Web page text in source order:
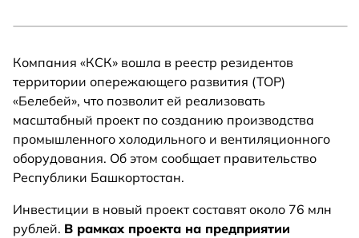
Компания «КСК» вошла в реестр резидентов
территории опережающего развития (ТОР)
«Белебей», что позволит ей реализовать
масштабный проект по созданию производства
промышленного холодильного и вентиляционного
оборудования. Об этом сообщает правительство
Республики Башкортостан.
Инвестиции в новый проект составят около 76 млн
рублей. В рамках проекта на предприятии